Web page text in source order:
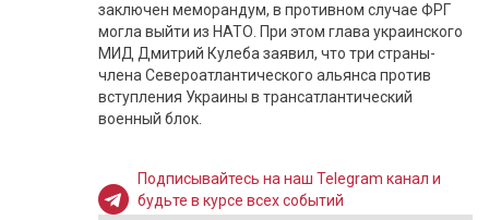
заключен меморандум, в противном случае ФРГ
могла выйти из НАТО. При этом глава украинского
МИД Дмитрий Кулеба заявил, что три страны-
члена Североатлантического альянса против
вступления Украины в трансатлантический
военный блок.
Подписывайтесь на наш Telegram канал и
будьте в курсе всех событий